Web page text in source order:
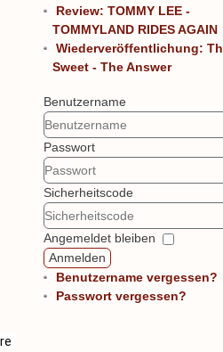
Review: TOMMY LEE -
TOMMYLAND RIDES AGAIN
Wiederveröffentlichung:
Sweet - The Answer
Benutzername
Passwort
Sicherheitscode
Angemeldet bleiben
Anmelden
Benutzername vergessen?
Passwort vergessen?